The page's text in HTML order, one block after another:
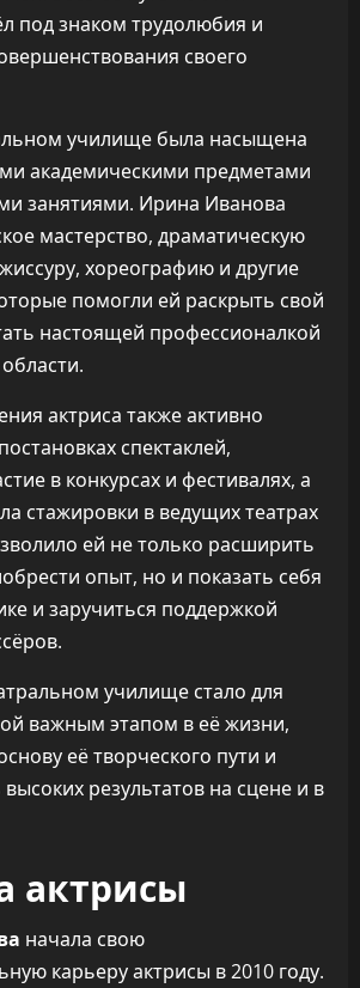
под знаком трудолюбия и
своего
училище была насыщена
академическими предметами
занятиями. Ирина Иванова
мастерство, драматическую
хореографию и другие
помогли ей раскрыть свой
настоящей профессионалкой
актриса также активно
спектаклей,
в конкурсах и фестивалях, а
стажировки в ведущих театрах
ей не только расширить
опыт, но и показать себя
и заручиться поддержкой
училище стало для
важным этапом в её жизни,
её творческого пути и
результатов на сцене и в
актрисы
начала свою
карьеру актрисы в 2010 году.